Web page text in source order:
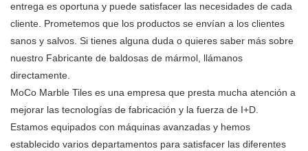
entrega es oportuna y puede satisfacer las necesidades de cada
cliente. Prometemos que los productos se envían a los clientes
sanos y salvos. Si tienes alguna duda o quieres saber más sobre
nuestro Fabricante de baldosas de mármol, llámanos
directamente.
MoCo Marble Tiles es una empresa que presta mucha atención a
mejorar las tecnologías de fabricación y la fuerza de I+D.
Estamos equipados con máquinas avanzadas y hemos
establecido varios departamentos para satisfacer las diferentes